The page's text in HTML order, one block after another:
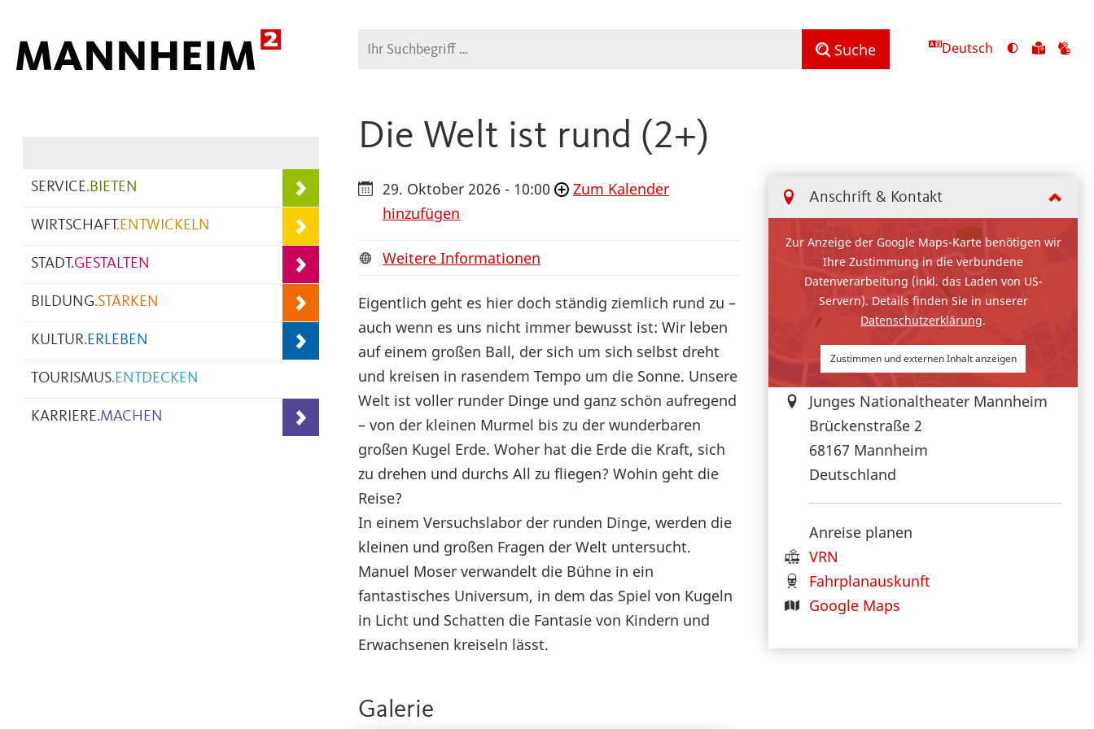
Suche Suche Deutsch
Ansicht
Zu
SERVICE.BIETEN
WIRTSCHAFT.ENTWICKELN
STADT.GESTALTEN
BILDUNG.STÄRKEN
KULTUR.ERLEBEN
TOURISMUS.ENTDECKEN
KARRIERE.MACHEN
Die Welt ist rund (2+)
Anschrift & Kontakt
Zur Anzeige der Google Maps-Karte benötigen wir
Ihre Zustimmung in die verbundene
Datenverarbeitung (inkl. das Laden von US-
Servern). Details finden Sie in unserer
Datenschutzerklärung.
Zustimmen und externen Inhalt anzeigen
Junges Nationaltheater Mannheim
Brückenstraße 2
68167 Mannheim
Deutschland
Anreise planen
VRN
Fahrplanauskunft
Google Maps
29. Oktober 2026 - 10:00
Zum Kalender
hinzufügen
Weitere Informationen
Eigentlich geht es hier doch ständig ziemlich rund zu –
auch wenn es uns nicht immer bewusst ist: Wir leben
auf einem großen Ball, der sich um sich selbst dreht
und kreisen in rasendem Tempo um die Sonne. Unsere
Welt ist voller runder Dinge und ganz schön aufregend
– von der kleinen Murmel bis zu der wunderbaren
großen Kugel Erde. Woher hat die Erde die Kraft, sich
zu drehen und durchs All zu fliegen? Wohin geht die
Reise?
In einem Versuchslabor der runden Dinge, werden die
kleinen und großen Fragen der Welt untersucht.
Manuel Moser verwandelt die Bühne in ein
fantastisches Universum, in dem das Spiel von Kugeln
in Licht und Schatten die Fantasie von Kindern und
Erwachsenen kreiseln lässt.
Galerie